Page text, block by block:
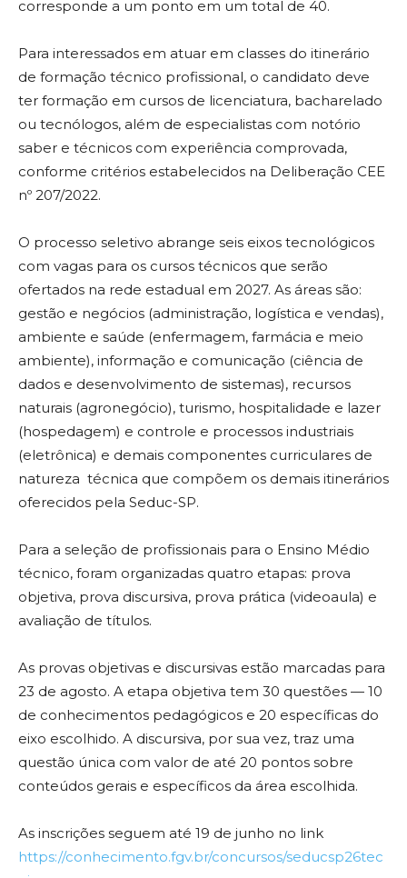
corresponde a um ponto em um total de 40.
Para interessados em atuar em classes do itinerário
de formação técnico profissional, o candidato deve
ter formação em cursos de licenciatura, bacharelado
ou tecnólogos, além de especialistas com notório
saber e técnicos com experiência comprovada,
conforme critérios estabelecidos na Deliberação CEE
nº 207/2022.
O processo seletivo abrange seis eixos tecnológicos
com vagas para os cursos técnicos que serão
ofertados na rede estadual em 2027. As áreas são:
gestão e negócios (administração, logística e vendas),
ambiente e saúde (enfermagem, farmácia e meio
ambiente), informação e comunicação (ciência de
dados e desenvolvimento de sistemas), recursos
naturais (agronegócio), turismo, hospitalidade e lazer
(hospedagem) e controle e processos industriais
(eletrônica) e demais componentes curriculares de
natureza técnica que compõem os demais itinerários
oferecidos pela Seduc-SP.
Para a seleção de profissionais para o Ensino Médio
técnico, foram organizadas quatro etapas: prova
objetiva, prova discursiva, prova prática (videoaula) e
avaliação de títulos.
As provas objetivas e discursivas estão marcadas para
23 de agosto. A etapa objetiva tem 30 questões — 10
de conhecimentos pedagógicos e 20 específicas do
eixo escolhido. A discursiva, por sua vez, traz uma
questão única com valor de até 20 pontos sobre
conteúdos gerais e específicos da área escolhida.
As inscrições seguem até 19 de junho no link
https://conhecimento.fgv.br/concursos/seducsp26tec